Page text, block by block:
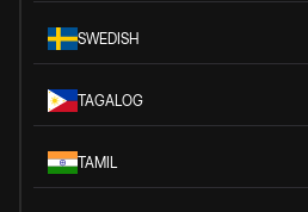
SWEDISH
TAGALOG
TAMIL